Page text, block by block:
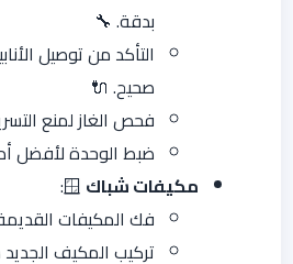
بدقة. 🔧
التأكد من توصيل
صحيح. 🔌
فحص الغاز لمنع
ضبط الوحدة لأفضل
مكيفات شباك
فك المكيفات
تركيب المكيف